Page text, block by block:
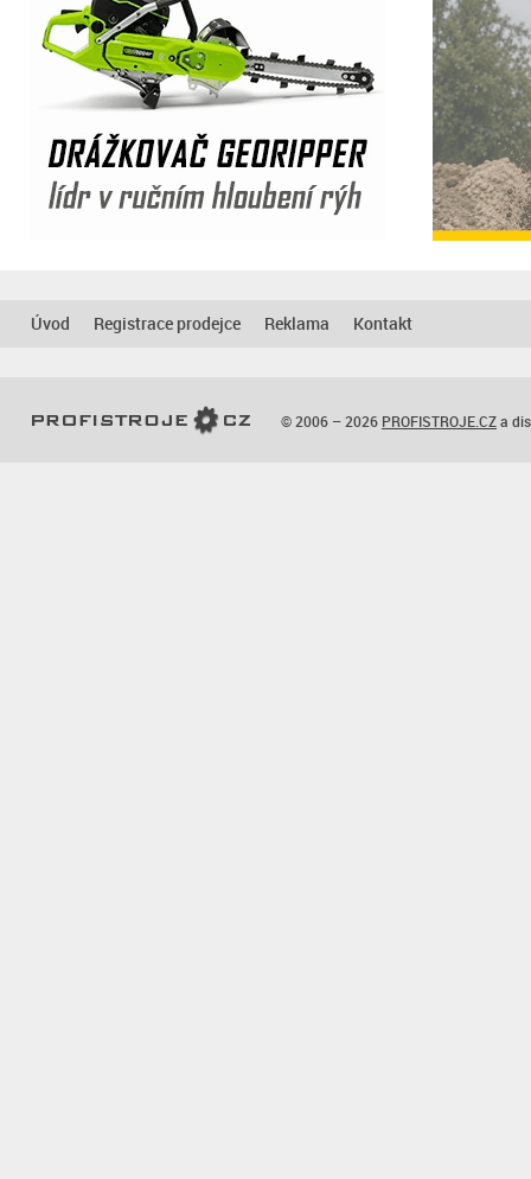
Úvod Registrace prodejce Reklama Kontakt
© 2006 – 2026 PROFISTROJE.CZa